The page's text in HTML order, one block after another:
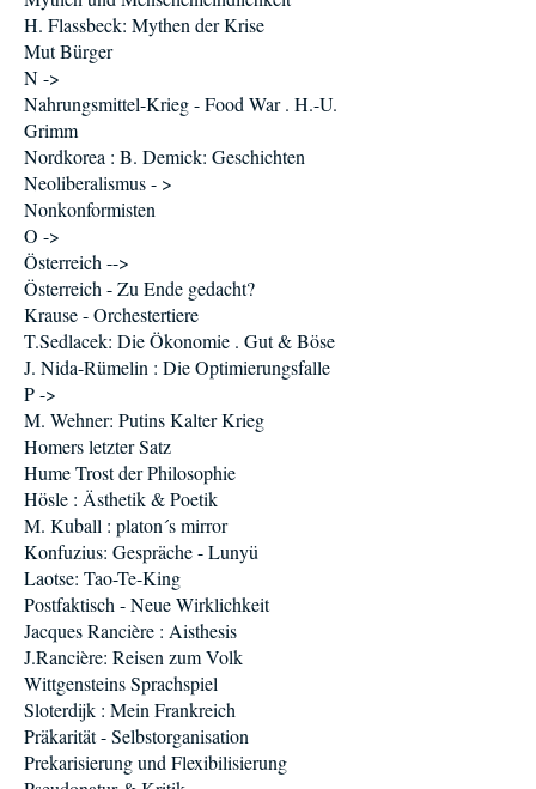
H. Flassbeck: Mythen der Krise
Mut Bürger
N ->
Nahrungsmittel-Krieg - Food War . H.-U.
Grimm
Nordkorea : B. Demick: Geschichten
Neoliberalismus - >
Nonkonformisten
O ->
Österreich -->
Österreich - Zu Ende gedacht?
Krause - Orchestertiere
T.Sedlacek: Die Ökonomie . Gut & Böse
J. Nida-Rümelin : Die Optimierungsfalle
P ->
M. Wehner: Putins Kalter Krieg
Homers letzter Satz
Hume Trost der Philosophie
Hösle : Ästhetik & Poetik
M. Kuball : platon´s mirror
Konfuzius: Gespräche - Lunyü
Laotse: Tao-Te-King
Postfaktisch - Neue Wirklichkeit
Jacques Rancière : Aisthesis
J.Rancière: Reisen zum Volk
Wittgensteins Sprachspiel
Sloterdijk : Mein Frankreich
Präkarität - Selbstorganisation
Prekarisierung und Flexibilisierung